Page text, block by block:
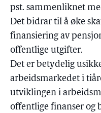
pst. sammenliknet
Det bidrar til å øke
finansiering av
offentlige utgifter.
Det er betydelig
arbeidsmarkedet i
utviklingen i
offentlige finanser og